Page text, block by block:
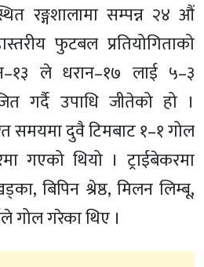
रङ्गशालामा सम्पन्न २४ औं
फुटबल प्रतियोगिताको
ले धरान–१७ लाई ५–३
गर्दै उपाधि जीतेको हो ।
समयमा दुवै टिमबाट १–१ गोल
गएको थियो । ट्राईबेकरमा
बिपिन श्रेष्ठ, मिलन लिम्बू,
गोल गरेका थिए ।